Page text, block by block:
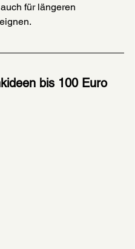
für längeren
bis 100 Euro